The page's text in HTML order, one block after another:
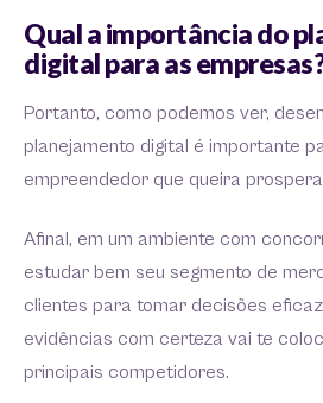
Qual a importância do
digital para as
Portanto, como podemos ver,
planejamento digital é importante
empreendedor que queira
Afinal, em um ambiente com
estudar bem seu segmento de
clientes para tomar decisões
evidências com certeza vai te
principais competidores.